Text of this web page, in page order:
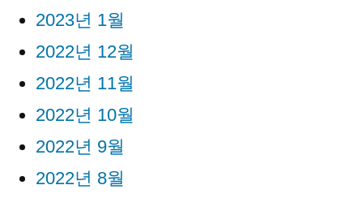
2023년 1월
2022년 12월
2022년 11월
2022년 10월
2022년 9월
2022년 8월